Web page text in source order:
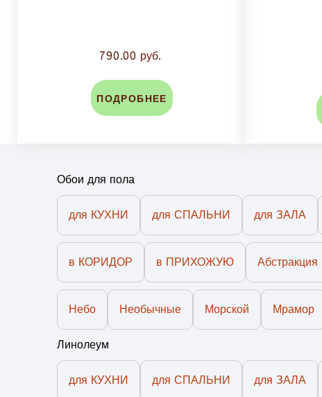
790.00 руб.
ПОДРОБНЕЕ
Обои для пола
для КУХНИ для СПАЛЬНИ для ЗАЛА
в КОРИДОР в ПРИХОЖУЮ Абстракция
Небо Необычные Морской Мрамор
Линолеум
для КУХНИ для СПАЛЬНИ для ЗАЛА